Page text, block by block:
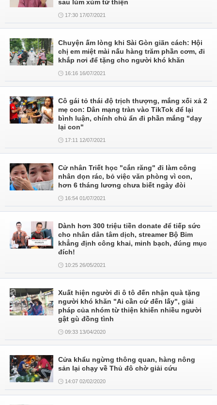
sau lùm xùm từ thiện
17:30 17/07/2021
Chuyện ấm lòng khi Sài Gòn giãn cách: Hội
chị em miệt mài nấu hàng trăm phần cơm, đi
khắp nơi để tặng cho người khó khăn
16:16 16/07/2021
Cô gái tỏ thái độ trịch thượng, mắng xối xả 2
mẹ con: Dân mạng tràn vào TikTok để lại
bình luận, chính chủ ẩn đi phần mắng "dạy
lại con"
17:11 12/07/2021
Cử nhân Triết học "cắn răng" đi làm công
nhân dọn rác, bỏ việc văn phòng vì con,
hơn 6 tháng lương chưa biết ngày đòi
16:54 01/07/2021
Dành hơn 300 triệu tiền donate để tiếp sức
cho nhân dân tâm dịch, streamer Bộ Bim
khẳng định công khai, minh bạch, đúng mục
đích!
10:25 26/05/2021
Xuất hiện người đi ô tô đến nhận quà tặng
người khó khăn "Ai cần cứ đến lấy", giải
pháp của nhóm từ thiện khiến nhiều người
gật gù đồng tình
09:33 13/04/2020
Cửa khẩu ngừng thông quan, hàng nông
sản lại chạy về Thủ đô chờ giải cứu
14:07 02/02/2020